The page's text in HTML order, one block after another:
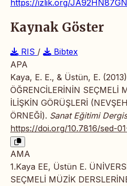
https://izlik.org/JA92HN87GN
Kaynak Göster
RIS /
Bibtex
APA
Kaya, E. E., & Üstün, E.
ÖĞRENCİLERİNİN SEÇMELİ
İLİŞKİN GÖRÜŞLERİ
ÖRNEĞİ). Sanat Eğitimi
https://doi.org/10.7816/sed-
AMA
1.Kaya EE, Üstün E.
SEÇMELİ MÜZİK